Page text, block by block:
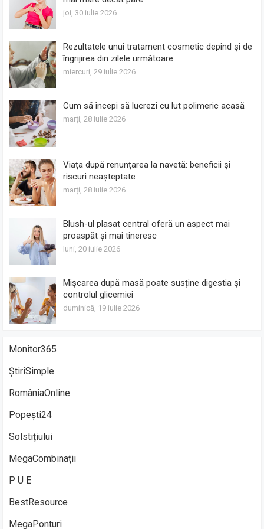
joi, 30 iulie 2026
Rezultatele unui tratament cosmetic depind și de
îngrijirea din zilele următoare
miercuri, 29 iulie 2026
Cum să începi să lucrezi cu lut polimeric acasă
marți, 28 iulie 2026
Viața după renunțarea la navetă: beneficii și
riscuri neașteptate
marți, 28 iulie 2026
Blush-ul plasat central oferă un aspect mai
proaspăt și mai tineresc
luni, 20 iulie 2026
Mișcarea după masă poate susține digestia și
controlul glicemiei
duminică, 19 iulie 2026
Monitor365
ȘtiriSimple
RomâniaOnline
Popești24
Solstițiului
MegaCombinații
P U E
BestResource
MegaPonturi